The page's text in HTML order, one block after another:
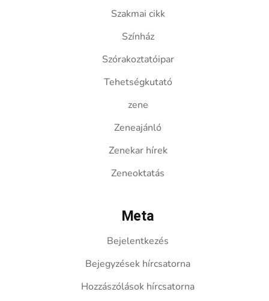
Szakmai cikk
Színház
Szórakoztatóipar
Tehetségkutató
zene
Zeneajánló
Zenekar hírek
Zeneoktatás
Meta
Bejelentkezés
Bejegyzések hírcsatorna
Hozzászólások hírcsatorna